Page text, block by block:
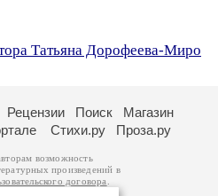
Татьяна Дорофеева-Миро
Рецензии Поиск
Магазин
Стихи.ру Проза.ру
возможность
произведений в
договора
принадлежат авторам